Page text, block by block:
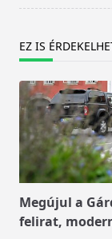
EZ IS
Megújul a
felirat,